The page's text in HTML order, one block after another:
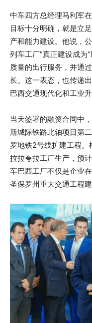
中车四方总经理马利军
目标十分明确，就是立
产和能力建设。他说，
列车工厂”真正建设成为
质量的出行服务，并通
长。这一表态，也传递
巴西交通现代化和工业
当天签署的融资合同中
斯城际铁路北轴项目第
罗地铁2号线扩建工程
拉拉夸拉工厂生产，预
车巴西工厂不仅是企业
圣保罗州重大交通工程